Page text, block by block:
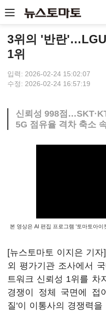
3위의 '반란
1위
입력: 2026-02-24 15:02:07
수정: 2026-02-24 16:57:19
신뢰성 998점
5G 점유율 격차 축소
본 영상은 AI 편집 프로그램 '토마토아이
[뉴스토마토 이지은 기자]
외 평가기관 조사에서
트워크 신뢰성 1위를 차
경쟁이 정체 국면에 접
질'이 이통사의 경쟁력